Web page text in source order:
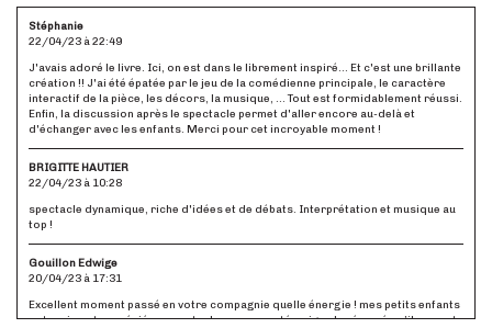
Stéphanie
22/04/23 à 22:49
J'avais adoré le livre. Ici, on est dans le librement inspiré... Et c'est une brillante
création !! J'ai été épatée par le jeu de la comédienne principale, le caractère
interactif de la pièce, les décors, la musique, ... Tout est formidablement réussi.
Enfin, la discussion après le spectacle permet d'aller encore au-delà et
d'échanger avec les enfants. Merci pour cet incroyable moment !
BRIGITTE HAUTIER
22/04/23 à 10:28
spectacle dynamique, riche d'idées et de débats. Interprétation et musique au
top !
Gouillon Edwige
20/04/23 à 17:31
Excellent moment passé en votre compagnie quelle énergie ! mes petits enfants
ont vraiment apprécié ce spectacle comme en témoigne le résumé qu’ils en ont